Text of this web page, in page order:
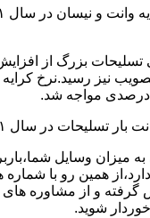
بزرگ از افزایش
نیز رسید.نرخ
در سال ۱۴۰۱ چقدر است؟
میزان وسایل
همین رو با
تماس گرفته و از
شوید.